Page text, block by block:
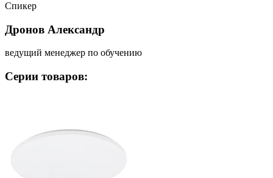
Спикер
Дронов Александр
ведущий менеджер по обучению
Серии товаров: